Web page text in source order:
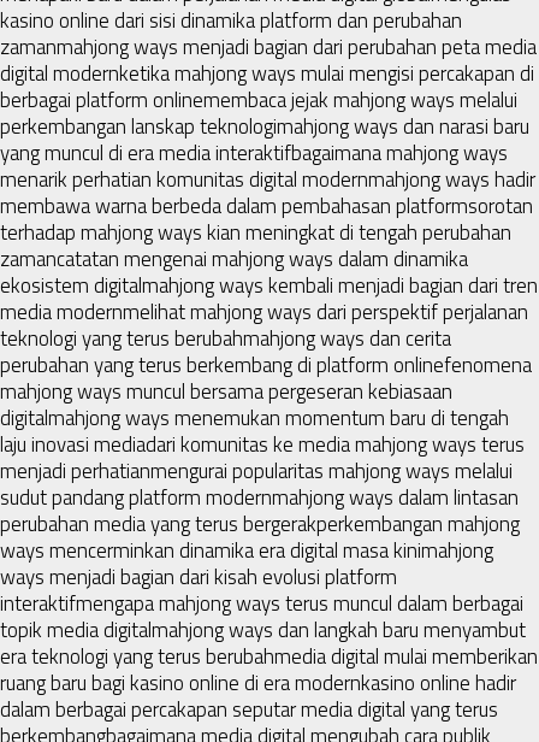
kasino online dari sisi dinamika platform dan perubahan
zamanmahjong ways menjadi bagian dari perubahan peta media
digital modernketika mahjong ways mulai mengisi percakapan di
berbagai platform onlinemembaca jejak mahjong ways melalui
perkembangan lanskap teknologimahjong ways dan narasi baru
yang muncul di era media interaktifbagaimana mahjong ways
menarik perhatian komunitas digital modernmahjong ways hadir
membawa warna berbeda dalam pembahasan platformsorotan
terhadap mahjong ways kian meningkat di tengah perubahan
zamancatatan mengenai mahjong ways dalam dinamika
ekosistem digitalmahjong ways kembali menjadi bagian dari tren
media modernmelihat mahjong ways dari perspektif perjalanan
teknologi yang terus berubahmahjong ways dan cerita
perubahan yang terus berkembang di platform onlinefenomena
mahjong ways muncul bersama pergeseran kebiasaan
digitalmahjong ways menemukan momentum baru di tengah
laju inovasi mediadari komunitas ke media mahjong ways terus
menjadi perhatianmengurai popularitas mahjong ways melalui
sudut pandang platform modernmahjong ways dalam lintasan
perubahan media yang terus bergerakperkembangan mahjong
ways mencerminkan dinamika era digital masa kinimahjong
ways menjadi bagian dari kisah evolusi platform
interaktifmengapa mahjong ways terus muncul dalam berbagai
topik media digitalmahjong ways dan langkah baru menyambut
era teknologi yang terus berubahmedia digital mulai memberikan
ruang baru bagi kasino online di era modernkasino online hadir
dalam berbagai percakapan seputar media digital yang terus